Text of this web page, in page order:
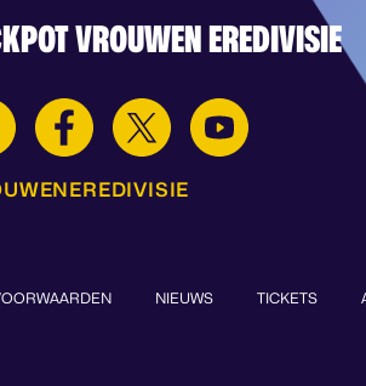
VROUWEN EREDIVISIE
NIEUWS TICKETS